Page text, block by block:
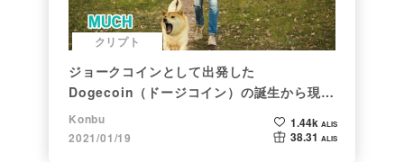
クリプト
ジョークコインとして出発した
Dogecoin（ドージコイン）の誕生から現在
まで。注目される非証券性🐶
Konbu
2021/01/19
1.44k ALIS
38.31 ALIS